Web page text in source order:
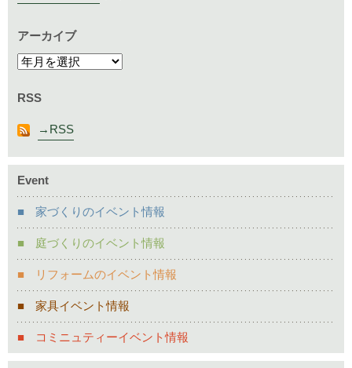
アーカイブ
RSS
RSS
Event
家づくりのイベント情報
庭づくりのイベント情報
リフォームのイベント情報
家具イベント情報
コミニュティーイベント情報